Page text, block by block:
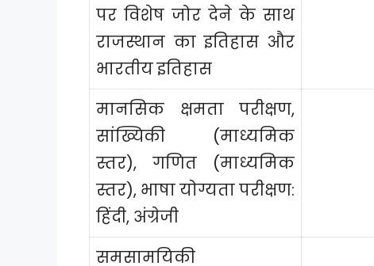
पर विशेष जोर देने के साथ
राजस्थान का इतिहास और
भारतीय इतिहास
मानसिक क्षमता परीक्षण,
सांख्यिकी (माध्यमिक
स्तर), गणित (माध्यमिक
स्तर), भाषा योग्यता परीक्षण:
हिंदी, अंग्रेजी
समसामयिकी